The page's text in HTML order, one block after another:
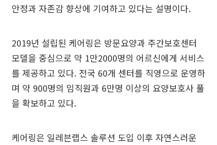
안정과 자존감 향상에 기여하고 있다는 설명이다.
2019년 설립된 케어링은 방문요양과 주간보호센터
모델을 중심으로 약 1만2000명의 어르신에게 서비스
를 제공하고 있다. 전국 60개 센터를 직영으로 운영하
며 약 900명의 임직원과 6만명 이상의 요양보호사 풀
을 확보하고 있다.
케어링은 일레븐랩스 솔루션 도입 이후 자연스러운